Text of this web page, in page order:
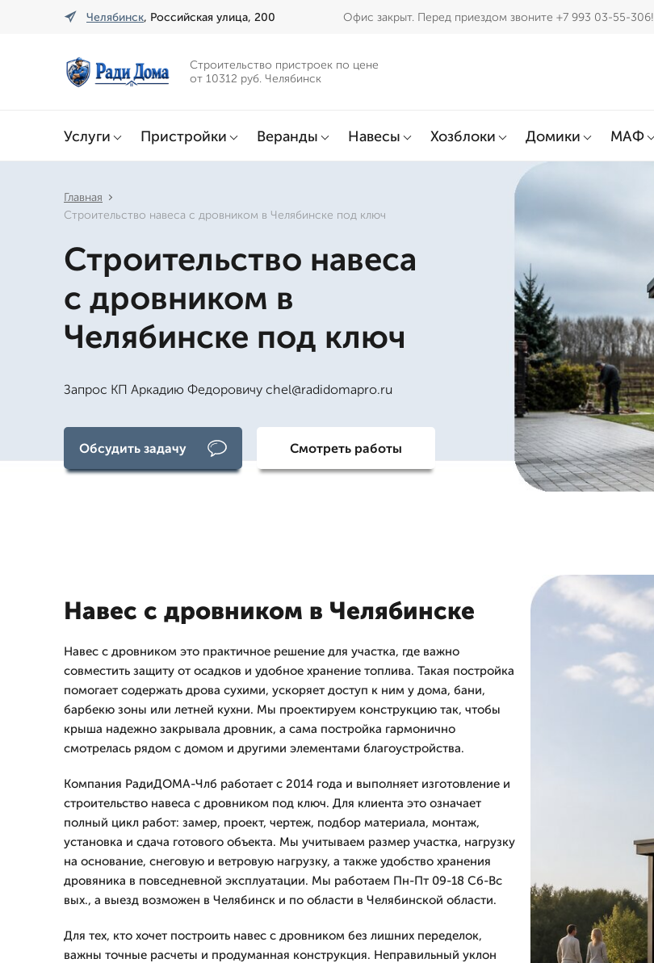
Челябинск, Российская улица, 200 Офис закрыт. Перед приездом звоните +7 993 03-55-306!
Строительство пристроек по цене
от 10312 руб. Челябинск
Услуги Пристройки Веранды Навесы Хозблоки Домики МАФ
Главная
Строительство навеса с дровником в Челябинске под ключ
Строительство навеса
с дровником в
Челябинске под ключ
Запрос КП Аркадию Федоровичу chel@radidomapro.ru
Обсудить задачу Смотреть работы
Навес с дровником в Челябинске
Навес с дровником это практичное решение для участка, где важно
совместить защиту от осадков и удобное хранение топлива. Такая постройка
помогает содержать дрова сухими, ускоряет доступ к ним у дома, бани,
барбекю зоны или летней кухни. Мы проектируем конструкцию так, чтобы
крыша надежно закрывала дровник, а сама постройка гармонично
смотрелась рядом с домом и другими элементами благоустройства.
Компания РадиДОМА-Члб работает с 2014 года и выполняет изготовление и
строительство навеса с дровником под ключ. Для клиента это означает
полный цикл работ: замер, проект, чертеж, подбор материала, монтаж,
установка и сдача готового объекта. Мы учитываем размер участка, нагрузку
на основание, снеговую и ветровую нагрузку, а также удобство хранения
дровяника в повседневной эксплуатации. Мы работаем Пн-Пт 09-18 Сб-Вс
вых., а выезд возможен в Челябинск и по области в Челябинской области.
Для тех, кто хочет построить навес с дровником без лишних переделок,
важны точные расчеты и продуманная конструкция. Неправильный уклон